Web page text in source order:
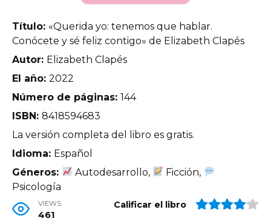
Título: «Querida yo: tenemos que hablar.
Conócete y sé feliz contigo» de Elizabeth Clapés
Autor: Elizabeth Clapés
El año: 2022
Número de páginas: 144
ISBN: 8418594683
La versión completa del libro es gratis.
Idioma: Español
Géneros:
Autodesarrollo,
Ficción,
Psicología
VIEWS
461
Calificar el libro